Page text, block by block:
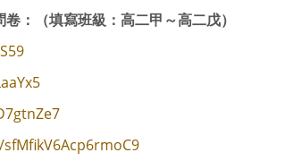
：（填寫班級：高二甲～高二戊）